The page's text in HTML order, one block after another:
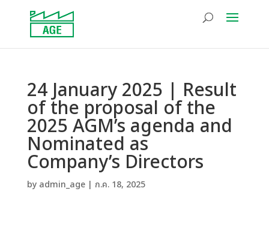
24 January 2025 | Result
of the proposal of the
2025 AGM’s agenda and
Nominated as
Company’s Directors
by admin_age| ก.ค. 18, 2025